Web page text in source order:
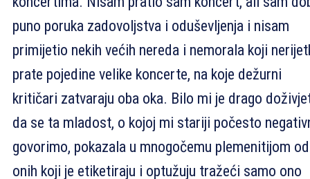
puno poruka zadovoljstva i oduševljenja i nisam
primijetio nekih većih nereda i nemorala koji
prate pojedine velike koncerte, na koje dežurni
kritičari zatvaraju oba oka. Bilo mi je drago
da se ta mladost, o kojoj mi stariji počesto
govorimo, pokazala u mnogočemu plemenitijom od
onih koji je etiketiraju i optužuju tražeći samo ono